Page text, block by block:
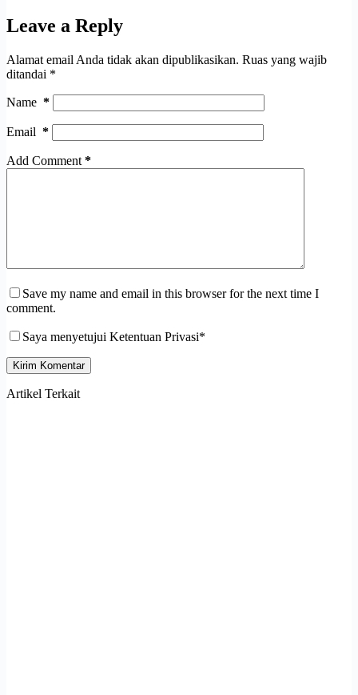
Leave a Reply
Alamat email Anda tidak akan dipublikasikan. Ruas yang wajib
ditandai *
Name *
Email *
Add Comment *
Save my name and email in this browser for the next time I
comment.
Saya menyetujui Ketentuan Privasi*
Kirim Komentar
Artikel Terkait